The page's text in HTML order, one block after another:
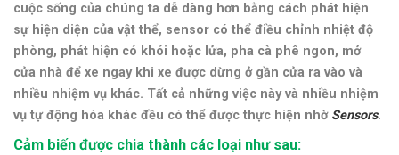
cuộc sống của chúng ta dễ dàng hơn bằng cách phát hiện
sự hiện diện của vật thể, sensor có thể điều chỉnh nhiệt độ
phòng, phát hiện có khói hoặc lửa, pha cà phê ngon, mở
cửa nhà để xe ngay khi xe được dừng ở gần cửa ra vào và
nhiều nhiệm vụ khác. Tất cả những việc này và nhiều nhiệm
vụ tự động hóa khác đều có thể được thực hiện nhờ Sensors.
Cảm biến được chia thành các loại như sau: